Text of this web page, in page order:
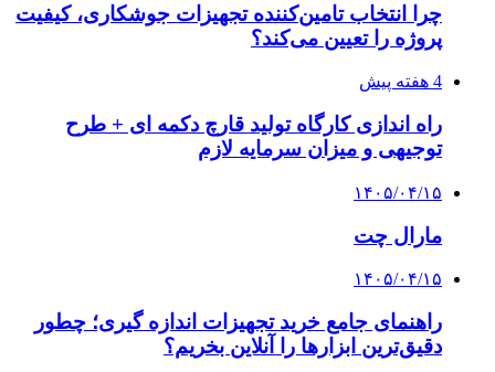
چرا انتخاب تامین‌کننده تجهیزات جوشکاری، کیفیت
پروژه را تعیین می‌کند؟
4 هفته پیش
راه اندازی کارگاه تولید قارچ دکمه ای + طرح
توجیهی و میزان سرمایه لازم
۱۴۰۵/۰۴/۱۵
مارال چت
۱۴۰۵/۰۴/۱۵
راهنمای جامع خرید تجهیزات اندازه گیری؛ چطور
دقیق‌ترین ابزارها را آنلاین بخریم؟